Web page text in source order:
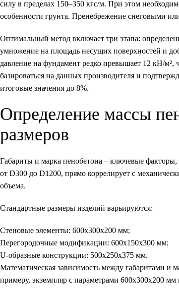
силу в пределах 150–350 кгс/м. При этом
особенности грунта. Пренебрежение снеговыми
Оптимальный метод включает три этапа:
умножение на площадь несущих поверхностей и
давление на фундамент редко превышает 12 кН/м²,
базироваться на данных производителя и
итоговые значения до 8%.
Определение массы
размеров
Габариты и марка пенобетона – ключевые
от D300 до D1200, прямо коррелирует с
объема.
Стандартные размеры изделий варьируются:
Стеновые элементы: 600х300х200 мм;
Перегородочные модификации: 600х150х300 мм;
U-образные конструкции: 500х250х375 мм.
Математическая зависимость между габаритами и
примеру, экземпляр с параметрами 600х300х200